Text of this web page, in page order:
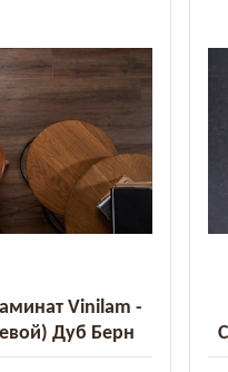
Vinilam -
Дуб Берн
(2.5))